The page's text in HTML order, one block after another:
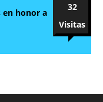
en honor a
32
Visitas